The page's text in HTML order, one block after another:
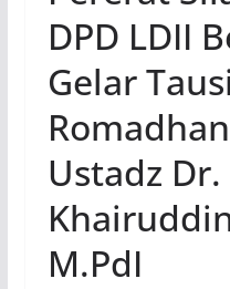
DPD LDII
Gelar
Ustadz Dr.
M.PdI